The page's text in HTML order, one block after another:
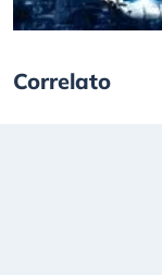
Correlato